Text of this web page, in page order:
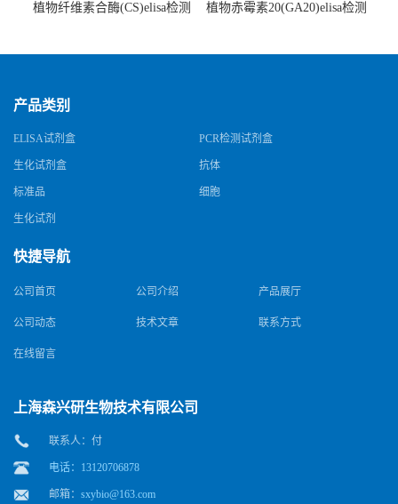
植物纤维素合酶(CS)elisa检测
植物赤霉素20(GA20)elisa检测
产品类别
ELISA试剂盒 PCR检测试剂盒
生化试剂盒 抗体
标准品 细胞
生化试剂
快捷导航
公司首页 公司介绍 产品展厅
公司动态 技术文章 联系方式
在线留言
上海森兴研生物技术有限公司
联系人：付
电话：13120706878
邮箱： sxybio@163.com